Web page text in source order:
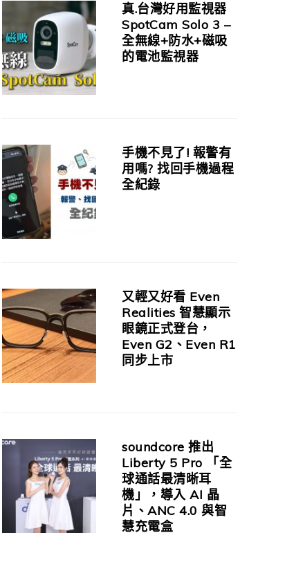
真.台灣好用監視器
SpotCam Solo 3 –
全無線+防水+磁吸
的電池監視器
手機不見了! 報警有
用嗎? 找回手機過程
全紀錄
又輕又好看 Even
Realities 智慧顯示
眼鏡正式登台，
Even G2、Even R1
同步上市
soundcore 推出
Liberty 5 Pro 「全
球通話最清晰耳
機」，導入 AI 晶
片、ANC 4.0 與智
慧充電盒